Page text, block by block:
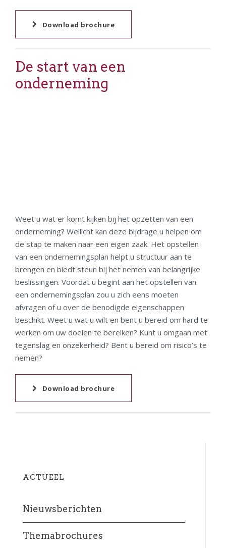
Download brochure
De start van een
onderneming
Weet u wat er komt kijken bij het opzetten van een
onderneming? Wellicht kan deze bijdrage u helpen om
de stap te maken naar een eigen zaak. Het opstellen
van een ondernemingsplan helpt u structuur aan te
brengen en biedt steun bij het nemen van belangrijke
beslissingen. Voordat u begint aan het opstellen van
een ondernemingsplan zou u zich eens moeten
afvragen of u over de benodigde eigenschappen
beschikt. Weet u wat u wilt en bent u bereid om hard te
werken om uw doelen te bereiken? Kunt u omgaan met
tegenslag en onzekerheid? Bent u bereid om risico’s te
nemen?
Download brochure
ACTUEEL
Nieuwsberichten
Themabrochures